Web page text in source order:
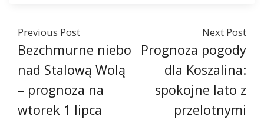
Previous Post
Bezchmurne niebo
nad Stalową Wolą
– prognoza na
wtorek 1 lipca
Next Post
Prognoza pogody
dla Koszalina:
spokojne lato z
przelotnymi